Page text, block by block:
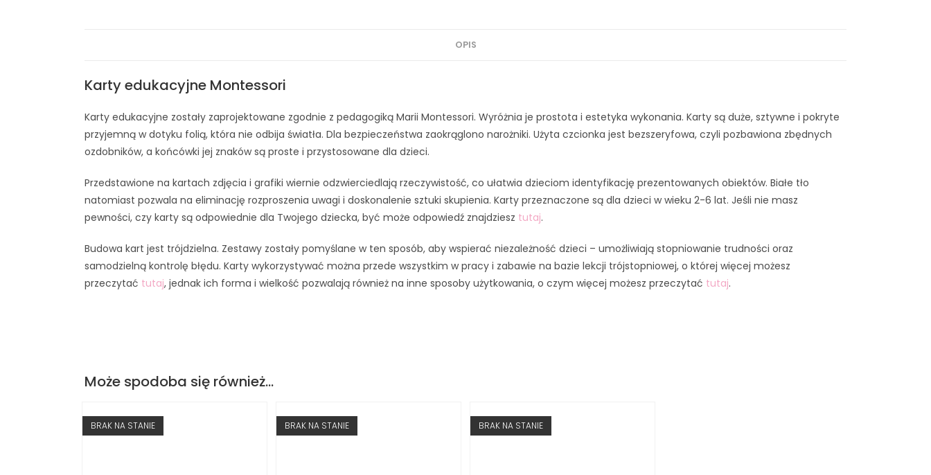
OPIS
Karty edukacyjne Montessori
Karty edukacyjne zostały zaprojektowane zgodnie z pedagogiką Marii Montessori. Wyróżnia je prostota i estetyka wykonania. Karty są duże, sztywne i pokryte
przyjemną w dotyku folią, która nie odbija światła. Dla bezpieczeństwa zaokrąglono narożniki. Użyta czcionka jest bezszeryfowa, czyli pozbawiona zbędnych
ozdobników, a końcówki jej znaków są proste i przystosowane dla dzieci.
Przedstawione na kartach zdjęcia i grafiki wiernie odzwierciedlają rzeczywistość, co ułatwia dzieciom identyfikację prezentowanych obiektów. Białe tło
natomiast pozwala na eliminację rozproszenia uwagi i doskonalenie sztuki skupienia. Karty przeznaczone są dla dzieci w wieku 2-6 lat. Jeśli nie masz
pewności, czy karty są odpowiednie dla Twojego dziecka, być może odpowiedź znajdziesz tutaj.
Budowa kart jest trójdzielna. Zestawy zostały pomyślane w ten sposób, aby wspierać niezależność dzieci – umożliwiają stopniowanie trudności oraz
samodzielną kontrolę błędu. Karty wykorzystywać można przede wszystkim w pracy i zabawie na bazie lekcji trójstopniowej, o której więcej możesz
przeczytać tutaj, jednak ich forma i wielkość pozwalają również na inne sposoby użytkowania, o czym więcej możesz przeczytać tutaj.
Może spodoba się również…
BRAK NA STANIE BRAK NA STANIE BRAK NA STANIE